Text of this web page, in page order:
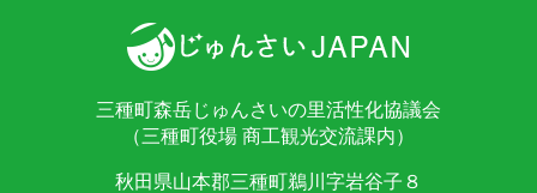
三種町森岳じゅんさいの里活性化協議会
（三種町役場 商工観光交流課内）
秋田県山本郡三種町鵜川字岩谷子８